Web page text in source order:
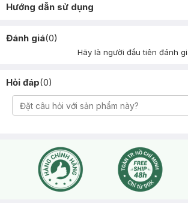
Hướng dẫn sử dụng
Đánh giá(0)
Hãy là người đầu tiên đánh
Hỏi đáp(0)